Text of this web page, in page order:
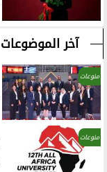
آخر الموضوعات
منوعات
منوعات